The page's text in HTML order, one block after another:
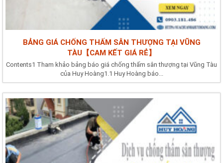
BẢNG GIÁ CHỐNG THẤM SÂN THƯỢNG TẠI VŨNG
TÀU【CAM KẾT GIÁ RẺ】
Contents1 Tham khảo bảng báo giá chống thấm sân thượng tại Vũng Tàu
của Huy Hoàng1.1 Huy Hoàng báo...